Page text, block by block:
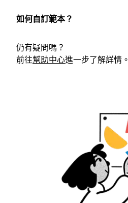
如何自訂範本？
仍有疑問嗎？
前往幫助中心進一步了解詳情。